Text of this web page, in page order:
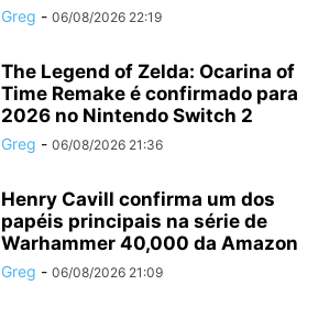
Greg - 06/08/2026 22:19
The Legend of Zelda: Ocarina of
Time Remake é confirmado para
2026 no Nintendo Switch 2
Greg - 06/08/2026 21:36
Henry Cavill confirma um dos
papéis principais na série de
Warhammer 40,000 da Amazon
Greg - 06/08/2026 21:09